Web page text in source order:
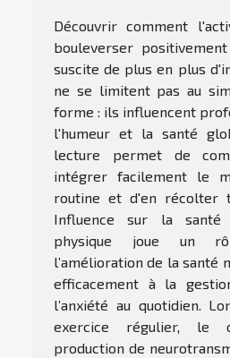
Découvrir comment
bouleverser
suscite de plus en plus
ne se limitent pas au
forme : ils influencent
l'humeur et la santé
lecture permet de
intégrer facilement le
routine et d'en récolter
Influence sur la santé
physique joue un
l’amélioration de la santé
efficacement à la
l’anxiété au quotidien.
exercice régulier, le
production de